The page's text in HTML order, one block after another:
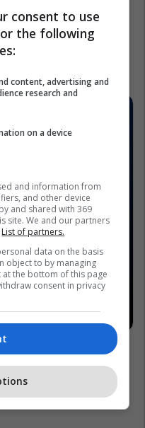
consent to use
the following
content, advertising and
research and
on a device
and information from
and other device
and shared with 369
site. We and our partners
List of partners.
data on the basis
object to by managing
the bottom of this page
consent in privacy